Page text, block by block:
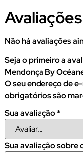
Avaliações
Não há avaliações
Seja o primeiro a
Mendonça By
O seu endereço de
obrigatórios são
Sua avaliação*
Sua avaliação sobre